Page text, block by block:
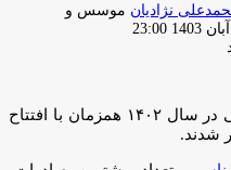
موسس و
برترین صادرکنندگان محصولات نانویی در سال ۱۴۰۲ همزمان با افتتاح
شدند.